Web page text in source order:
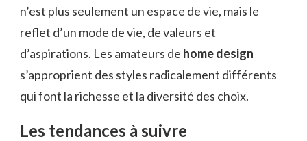
n’est plus seulement un espace de vie, mais le
reflet d’un mode de vie, de valeurs et
d’aspirations. Les amateurs de home design
s’approprient des styles radicalement différents
qui font la richesse et la diversité des choix.
Les tendances à suivre